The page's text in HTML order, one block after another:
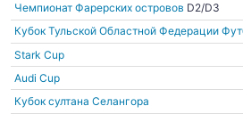
Чемпионат Фарерских островов D2/D3
Кубок Тульской Областной Федерации
Stark Cup
Audi Cup
Кубок султана Селангора